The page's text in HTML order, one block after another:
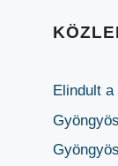
Elindult